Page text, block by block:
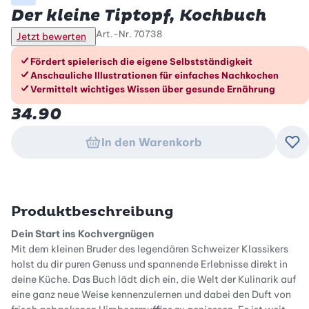
Der kleine Tiptopf, Kochbuch
Jetzt bewerten Art.-Nr. 70738
Die Vorteile im Überblick
Fördert spielerisch die eigene Selbstständigkeit
Anschauliche Illustrationen für einfaches Nachkochen
Vermittelt wichtiges Wissen über gesunde Ernährung
34.90
In den Warenkorb
Produktbeschreibung
Dein Start ins Kochvergnügen
Mit dem kleinen Bruder des legendären Schweizer Klassikers
holst du dir puren Genuss und spannende Erlebnisse direkt in
deine Küche. Das Buch lädt dich ein, die Welt der Kulinarik auf
eine ganz neue Weise kennenzulernen und dabei den Duft von